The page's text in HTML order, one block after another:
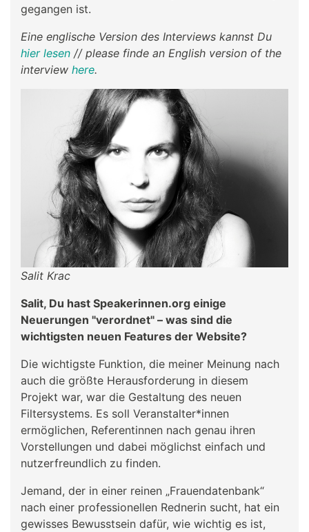
gegangen ist.
Eine englische Version des Interviews kannst Du
hier lesen // please finde an English version of the
interview here.
Salit Krac
Salit, Du hast Speakerinnen.org einige
Neuerungen "verordnet" – was sind die
wichtigsten neuen Features der Website?
Die wichtigste Funktion, die meiner Meinung nach
auch die größte Herausforderung in diesem
Projekt war, war die Gestaltung des neuen
Filtersystems. Es soll Veranstalter*innen
ermöglichen, Referentinnen nach genau ihren
Vorstellungen und dabei möglichst einfach und
nutzerfreundlich zu finden.
Jemand, der in einer reinen „Frauendatenbank“
nach einer professionellen Rednerin sucht, hat ein
gewisses Bewusstsein dafür, wie wichtig es ist,